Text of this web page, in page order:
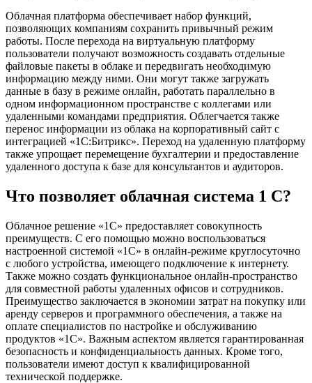
Облачная платформа обеспечивает набор функций,
позволяющих компаниям сохранить привычный режим
работы. После перехода на виртуальную платформу
пользователи получают возможность создавать отдельные
файловые пакеты в облаке и передвигать необходимую
информацию между ними. Они могут также загружать
данные в базу в режиме онлайн, работать параллельно в
одном информационном пространстве с коллегами или
удаленными командами предприятия. Облегчается также
перенос информации из облака на корпоративный сайт с
интеграцией «1С:Битрикс». Переход на удаленную платформу
также упрощает перемещение бухгалтерии и предоставление
удаленного доступа к базе для консультантов и аудиторов.
Что позволяет облачная система 1 С?
Облачное решение «1С» предоставляет совокупность
преимуществ. С его помощью можно воспользоваться
настроенной системой «1С» в онлайн-режиме круглосуточно
с любого устройства, имеющего подключение к интернету.
Также можно создать функциональное онлайн-пространство
для совместной работы удаленных офисов и сотрудников.
Преимущество заключается в экономии затрат на покупку или
аренду серверов и программного обеспечения, а также на
оплате специалистов по настройке и обслуживанию
продуктов «1С». Важным аспектом является гарантированная
безопасность и конфиденциальность данных. Кроме того,
пользователи имеют доступ к квалифицированной
технической поддержке.